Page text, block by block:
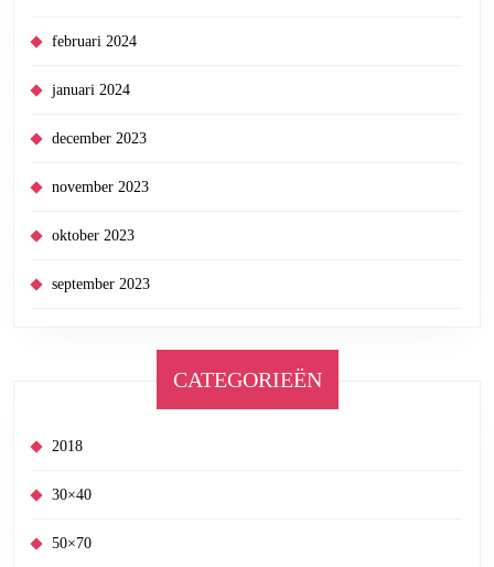
februari 2024
januari 2024
december 2023
november 2023
oktober 2023
september 2023
CATEGORIEËN
2018
30×40
50×70